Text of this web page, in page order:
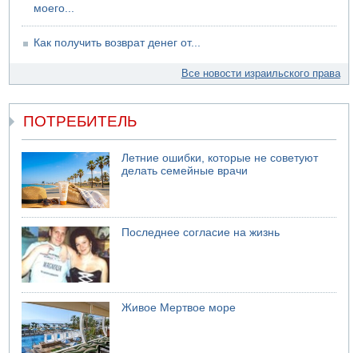
моего...
Как получить возврат денег от...
Все новости израильского права
ПОТРЕБИТЕЛЬ
Летние ошибки, которые не советуют
делать семейные врачи
Последнее согласие на жизнь
Живое Мертвое море